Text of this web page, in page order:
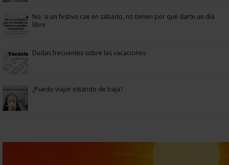
No: si un festivo cae en sábado, no tienen por qué darte un día
libre
Dudas frecuentes sobre las vacaciones
¿Puedo viajar estando de baja?